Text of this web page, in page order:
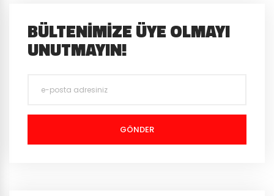
BÜLTENIMIZE ÜYE OLMAYI
UNUTMAYIN!